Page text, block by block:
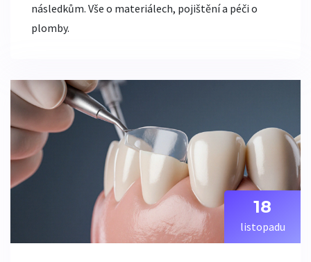
následkům. Vše o materiálech, pojištění a péči o
plomby.
18
listopadu